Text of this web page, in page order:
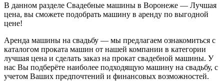
В данном разделе Свадебные машины в Воронеже — Лучшая
цена, вы сможете подобрать машину в аренду по выгодной
цене!
Аренда машины на свадьбу — мы предлагаем ознакомиться с
каталогом проката машин от нашей компании в категории
лучшая цена и сделать заказ на прокат свадебной машины. У
нас Вы подберёте наиболее подходящую машину на свадьбу, с
учетом Ваших предпочтений и финансовых возможностей.